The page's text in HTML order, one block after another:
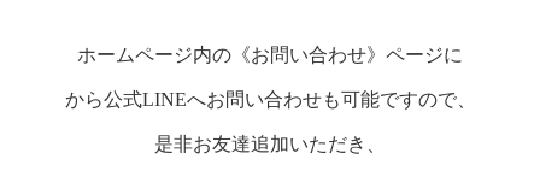
ホームページ内の《お問い合わせ》ページに
から公式LINEへお問い合わせも可能ですので、
是非お友達追加いただき、